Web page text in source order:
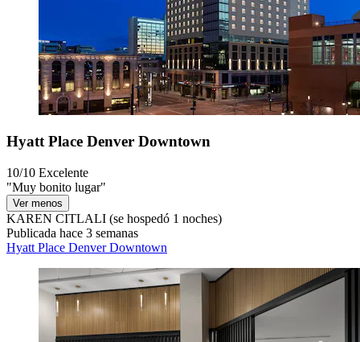
Hyatt Place Denver Downtown
10/10 Excelente
"Muy bonito lugar"
Ver menos
KAREN CITLALI (se hospedó 1 noches)
Publicada hace 3 semanas
Hyatt Place Denver Downtown